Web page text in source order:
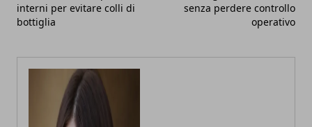
interni per evitare colli di
bottiglia
senza perdere controllo
operativo